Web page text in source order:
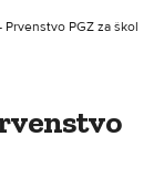
Prvenstvo PGŽ za škole